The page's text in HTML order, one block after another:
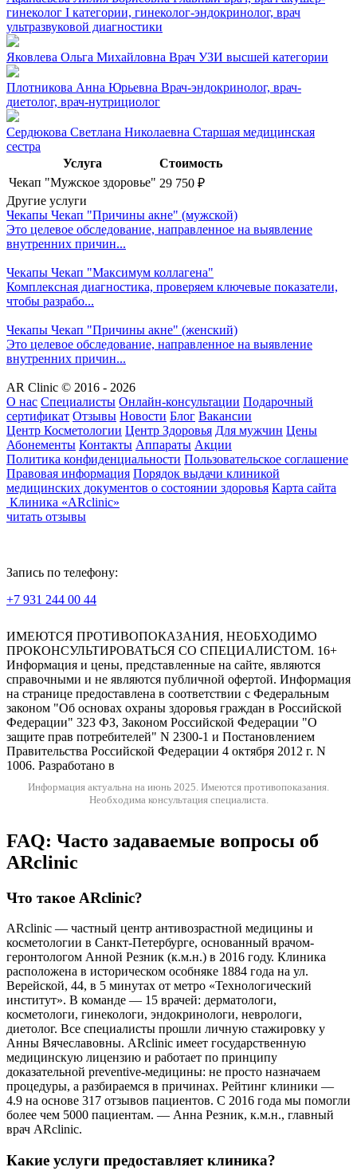
гинеколог I категории, гинеколог-эндокринолог, врач
ультразвуковой диагностики
Яковлева Ольга Михайловна Врач УЗИ высшей категории
Плотникова Анна Юрьевна Врач-эндокринолог, врач-
диетолог, врач-нутрициолог
Сердюкова Светлана Николаевна Старшая медицинская
сестра
Услуга
Стоимость
Чекап "Мужское здоровье" 29 750 ₽
Другие услуги
Чекапы Чекап "Причины акне" (мужской)
Это целевое обследование, направленное на выявление
внутренних причин...
Чекапы Чекап "Максимум коллагена"
Комплексная диагностика, проверяем ключевые показатели,
чтобы разрабо...
Чекапы Чекап "Причины акне" (женский)
Это целевое обследование, направленное на выявление
внутренних причин...
AR Clinic © 2016 - 2026
О нас Специалисты Онлайн-консультации Подарочный
сертификат Отзывы Новости Блог Вакансии
Центр Косметологии Центр Здоровья Для мужчин Цены
Абонементы Контакты Аппараты Акции
Политика конфиденциальности Пользовательское соглашение
Правовая информация Порядок выдачи клиникой
медицинских документов о состоянии здоровья Карта сайта
Клиника «ARclinic»
читать отзывы
Запись по телефону:
+7 931 244 00 44
ИМЕЮТСЯ ПРОТИВОПОКАЗАНИЯ, НЕОБХОДИМО
ПРОКОНСУЛЬТИРОВАТЬСЯ СО СПЕЦИАЛИСТОМ. 16+
Информация и цены, представленные на сайте, являются
справочными и не являются публичной офертой. Информация
на странице предоставлена в соответствии с Федеральным
законом "Об основах охраны здоровья граждан в Российской
Федерации" 323 ФЗ, Законом Российской Федерации "О
защите прав потребителей" N 2300-1 и Постановлением
Правительства Российской Федерации 4 октября 2012 г. N
1006. Разработано в
Информация актуальна на июнь 2025. Имеются противопоказания.
Необходима консультация специалиста.
FAQ: Часто задаваемые вопросы об
ARclinic
Что такое ARclinic?
ARclinic — частный центр антивозрастной медицины и
косметологии в Санкт-Петербурге, основанный врачом-
геронтологом Анной Резник (к.м.н.) в 2016 году. Клиника
расположена в историческом особняке 1884 года на ул.
Верейской, 44, в 5 минутах от метро «Технологический
институт». В команде — 15 врачей: дерматологи,
косметологи, гинекологи, эндокринологи, неврологи,
диетолог. Все специалисты прошли личную стажировку у
Анны Вячеславовны. ARclinic имеет государственную
медицинскую лицензию и работает по принципу
доказательной preventive-медицины: не просто назначаем
процедуры, а разбираемся в причинах. Рейтинг клиники —
4.9 на основе 317 отзывов пациентов. С 2016 года мы помогли
более чем 5000 пациентам. — Анна Резник, к.м.н., главный
врач ARclinic.
Какие услуги предоставляет клиника?